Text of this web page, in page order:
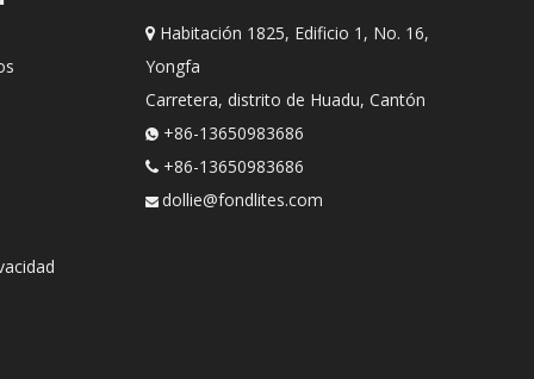
Habitación 1825, Edificio 1, No. 16,
Yongfa
Carretera, distrito de Huadu, Cantón
+86-13650983686
+86-13650983686
 dollie@fondlites.com